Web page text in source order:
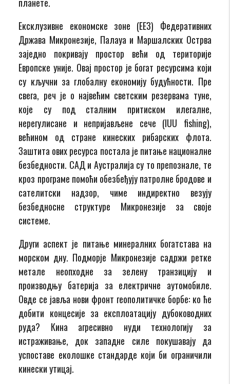
Ексклузивне економске зоне (ЕЕЗ) Федеративних
Држава Микронезије, Палауа и Маршалских Острва
заједно покривају простор већи од територије
Европске уније. Овај простор је богат ресурсима који
су кључни за глобалну економију будућности. Пре
свега, реч је о највећим светским резервама туне,
које су под сталним притиском илегалне,
нерегулисане и непријављене сече (IUU fishing),
већином од стране кинеских рибарских флота.
Заштита ових ресурса постала је питање националне
безбедности. САД и Аустралија су то препознале, те
кроз програме помоћи обезбеђују патролне бродове и
сателитски надзор, чиме индиректно везују
безбедносне структуре Микронезије за своје
системе.
Други аспект је питање минералних богатстава на
морском дну. Подморје Микронезије садржи ретке
метале неопходне за зелену транзицију и
производњу батерија за електричне аутомобиле.
Овде се јавља нови фронт геополитичке борбе: ко ће
добити концесије за експлоатацију дубоководних
руда? Кина агресивно нуди технологију за
истраживање, док западне силе покушавају да
успоставе еколошке стандарде који би ограничили
кинески утицај.